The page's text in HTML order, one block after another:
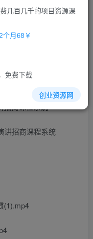
钻石会员 免费
员包月更省钱，可保存购
招商课程系统
(1).mp4
几百几千的项目资源课
月68￥
免费下载
创业资源网